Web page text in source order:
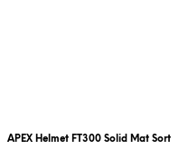
APEX Helmet FT300 Solid Mat Sort